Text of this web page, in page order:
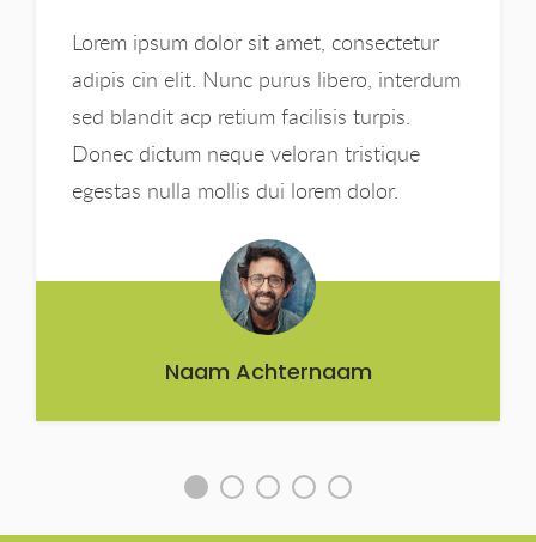
Lorem ipsum dolor sit amet, consectetur
adipis cin elit. Nunc purus libero, interdum
sed blandit acp retium facilisis turpis.
Donec dictum neque veloran tristique
egestas nulla mollis dui lorem dolor.
Naam Achternaam